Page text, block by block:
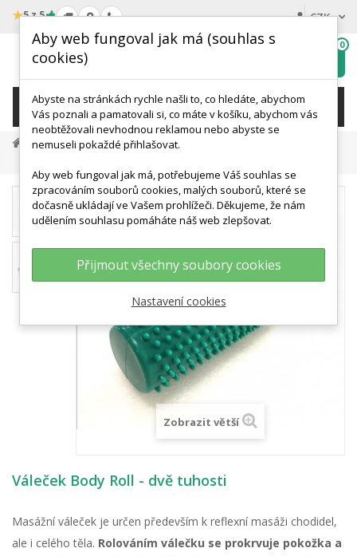
★5 z 5 CZK
wishlist
0
KATEGORIE
Terapie A Rehabilitace
Zobrazit větší
Váleček Body Roll - dvě tuhosti
Masážní váleček je určen především k reflexní masáži chodidel,
ale i celého těla. Rolováním válečku se prokrvuje pokožka a
Aby web fungoval jak má (souhlas s
cookies)
Abyste na stránkách rychle našli to, co hledáte, abychom
Vás poznali a pamatovali si, co máte v košíku, abychom vás
neobtěžovali nevhodnou reklamou nebo abyste se
nemuseli pokaždé přihlašovat.
Aby web fungoval jak má, potřebujeme Váš souhlas se
zpracováním souborů cookies, malých souborů, které se
dočasně ukládají ve Vašem prohlížeči. Děkujeme, že nám
udělením souhlasu pomáháte náš web zlepšovat.
Přijmout všechny soubory cookies
Nastavení cookies